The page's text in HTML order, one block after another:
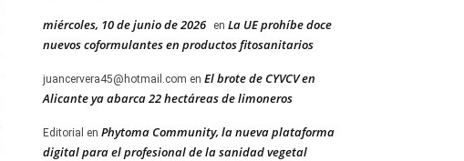
miércoles, 10 de junio de 2026 en La UE prohíbe doce
nuevos coformulantes en productos fitosanitarios
juancervera45@hotmail.com en El brote de CYVCV en
Alicante ya abarca 22 hectáreas de limoneros
Editorial en Phytoma Community, la nueva plataforma
digital para el profesional de la sanidad vegetal